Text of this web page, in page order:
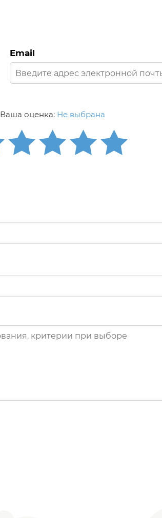
Email
Ваша оценка: Не выбрана